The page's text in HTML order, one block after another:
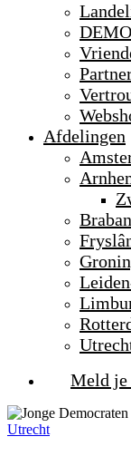
DEMO
Afdelingen
Meld je
Utrecht